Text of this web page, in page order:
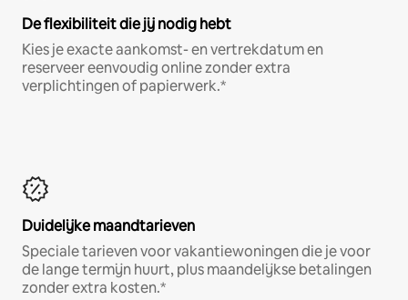
De flexibiliteit die jij nodig hebt
Kies je exacte aankomst- en vertrekdatum en
reserveer eenvoudig online zonder extra
verplichtingen of papierwerk.*
Duidelijke maandtarieven
Speciale tarieven voor vakantiewoningen die je voor
de lange termijn huurt, plus maandelijkse betalingen
zonder extra kosten.*